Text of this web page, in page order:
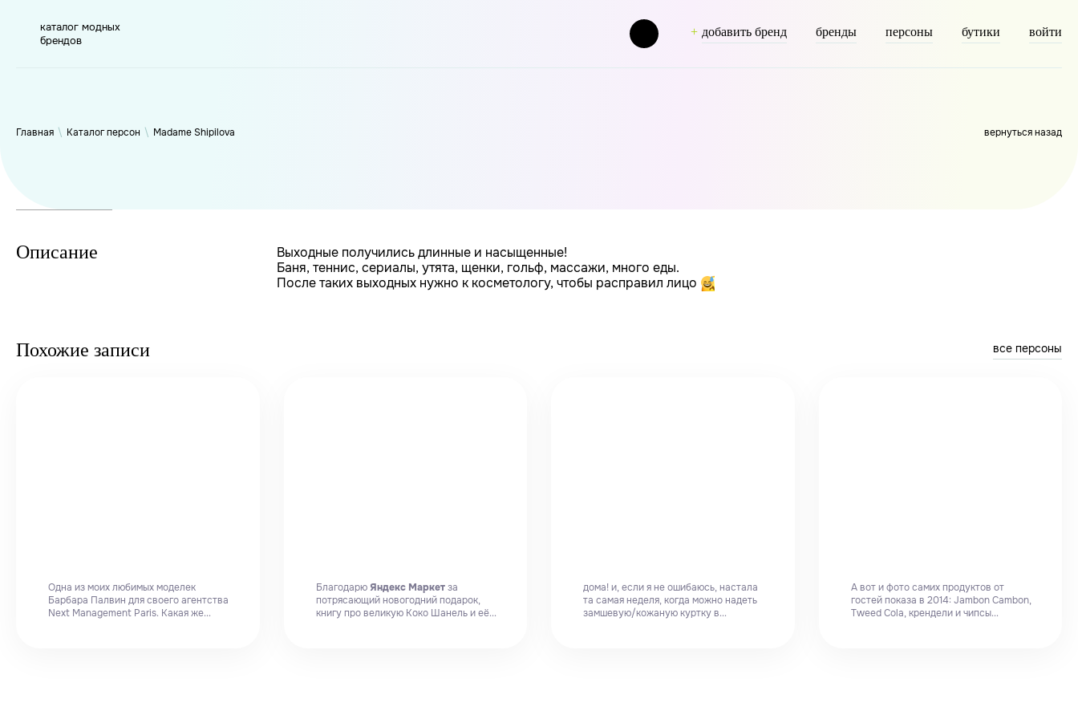
каталог модных
брендов
добавить бренд бренды персоны бутики войти
Главная \ Каталог персон \ Madame Shipilova вернуться назад
Описание
Выходные получились длинные и насыщенные!
Баня, теннис, сериалы, утята, щенки, гольф, массажи, много еды.
После таких выходных нужно к косметологу, чтобы расправил лицо
Похожие записи все персоны
Одна из моих любимых моделек
Барбара Палвин для своего агентства
Next Management Paris. Какая же...
БлагодарюЯндекс Маркетза
потрясающий новогодний подарок,
книгу про великую Коко Шанель и её...
дома! и, если я не ошибаюсь, настала
та самая неделя, когда можно надеть
замшевую/кожаную куртку в...
А вот и фото самих продуктов от
гостей показа в 2014: Jambon Cambon,
Tweed Cola, крендели и чипсы...